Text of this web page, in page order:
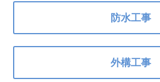
防水工事
外構工事